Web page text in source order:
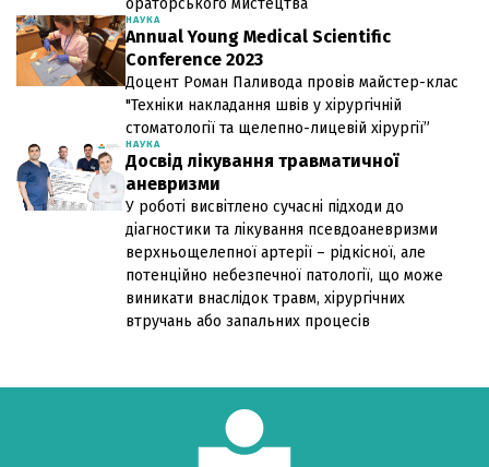
ораторського мистецтва
НАУКА
Annual Young Medical Scientific
Conference 2023
Доцент Роман Паливода провів майстер-клас
"Техніки накладання швів у хірургічній
стоматології та щелепно-лицевій хірургії”
НАУКА
Досвід лікування травматичної
аневризми
У роботі висвітлено сучасні підходи до
діагностики та лікування псевдоаневризми
верхньощелепної артерії – рідкісної, але
потенційно небезпечної патології, що може
виникати внаслідок травм, хірургічних
втручань або запальних процесів